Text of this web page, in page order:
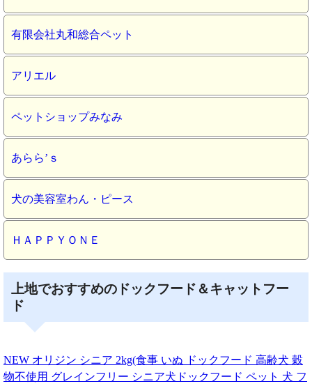
有限会社丸和総合ペット
アリエル
ペットショップみなみ
あらら’ｓ
犬の美容室わん・ピース
ＨＡＰＰＹＯＮＥ
上地でおすすめのドックフード＆キャットフー
ド
NEW オリジン シニア 2kg(食事 いぬ ドックフード 高齢犬 穀
物不使用 グレインフリー シニア犬ドックフード ペット 犬 フ